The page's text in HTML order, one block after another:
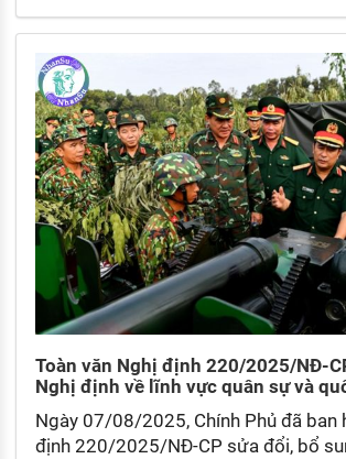
ninh khi tổ chức chính quyền địa
Toàn văn Nghị định 220/2025/NĐ-
Nghị định về lĩnh vực quân sự và
Ngày 07/08/2025, Chính Phủ đã ban
định 220/2025/NĐ-CP sửa đổi, bổ